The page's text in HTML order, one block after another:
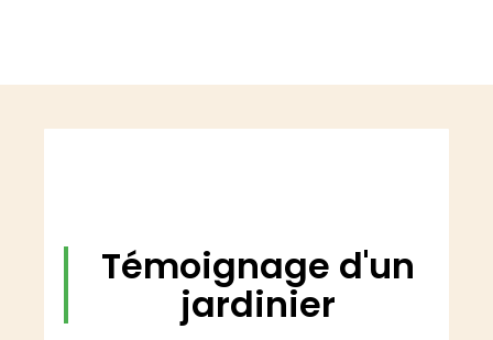
Témoignage d'un
jardinier